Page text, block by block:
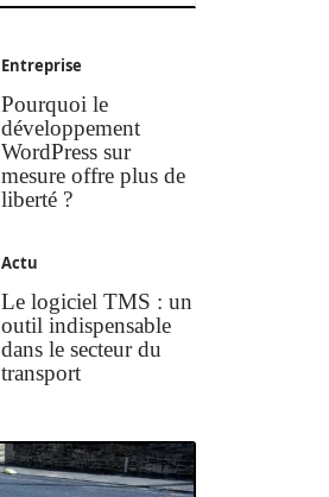
Entreprise
Pourquoi le
développement
WordPress sur
mesure offre plus de
liberté ?
Actu
Le logiciel TMS : un
outil indispensable
dans le secteur du
transport